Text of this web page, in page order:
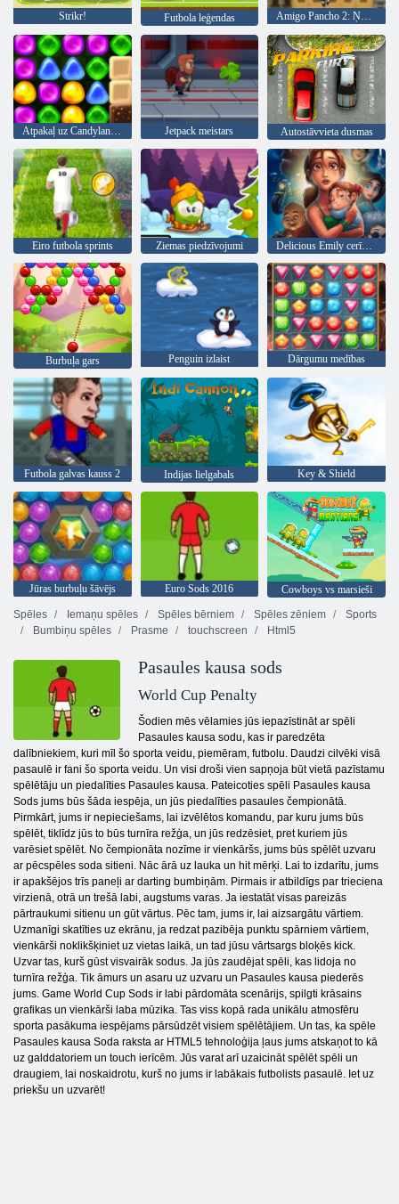
Strikr! Futbola leģendas Amigo Pancho 2: Ņujorkas ballīte
Atpakaļ uz Candyland 4: Lollipop Garden Jetpack meistars Autostāvvieta dusmas
Eiro futbola sprints Ziemas piedzīvojumi Delicious Emily cerības un Bailes
Burbuļa gars Penguin izlaist Dārgumu medības
Futbola galvas kauss 2 Indijas lielgabals Key & Shield
Jūras burbuļu šāvējs Euro Sods 2016
Cowboys vs marsieši
Spēles
Iemaņu spēles Spēles bērniem Spēles zēniem
Sports
Bumbiņu spēles
Prasme touchscreen Html5
Pasaules kausa sods
World Cup Penalty
Šodien mēs vēlamies jūs iepazīstināt ar spēli
Pasaules kausa sodu, kas ir paredzēta
dalībniekiem, kuri mīl šo sporta veidu, piemēram, futbolu. Daudzi cilvēki visā
pasaulē ir fani šo sporta veidu. Un visi droši vien sapņoja būt vietā pazīstamu
spēlētāju un piedalīties Pasaules kausa. Pateicoties spēli Pasaules kausa
Sods jums būs šāda iespēja, un jūs piedalīties pasaules čempionātā.
Pirmkārt, jums ir nepieciešams, lai izvēlētos komandu, par kuru jums būs
spēlēt, tiklīdz jūs to būs turnīra režģa, un jūs redzēsiet, pret kuriem jūs
varēsiet spēlēt. No čempionāta nozīme ir vienkāršs, jums būs spēlēt uzvaru
ar pēcspēles soda sitieni. Nāc ārā uz lauka un hit mērķi. Lai to izdarītu, jums
ir apakšējos trīs paneļi ar darting bumbiņām. Pirmais ir atbildīgs par trieciena
virzienā, otrā un trešā labi, augstums varas. Ja iestatāt visas pareizās
pārtraukumi sitienu un gūt vārtus. Pēc tam, jums ir, lai aizsargātu vārtiem.
Uzmanīgi skatīties uz ekrānu, ja redzat pazibēja punktu spārniem vārtiem,
vienkārši noklikšķiniet uz vietas laikā, un tad jūsu vārtsargs bloķēs kick.
Uzvar tas, kurš gūst visvairāk sodus. Ja jūs zaudējat spēli, kas lidoja no
turnīra režģa. Tik āmurs un asaru uz uzvaru un Pasaules kausa piederēs
jums. Game World Cup Sods ir labi pārdomāta scenārijs, spilgti krāsains
grafikas un vienkārši laba mūzika. Tas viss kopā rada unikālu atmosfēru
sporta pasākuma iespējams pārsūdzēt visiem spēlētājiem. Un tas, ka spēle
Pasaules kausa Soda raksta ar HTML5 tehnoloģija ļaus jums atskaņot to kā
uz galddatoriem un touch ierīcēm. Jūs varat arī uzaicināt spēlēt spēli un
draugiem, lai noskaidrotu, kurš no jums ir labākais futbolists pasaulē. Iet uz
priekšu un uzvarēt!